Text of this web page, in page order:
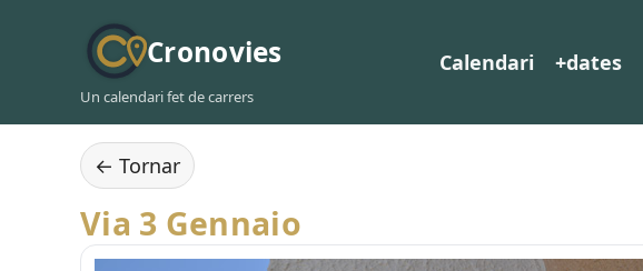
Cronovies
Un calendari fet de carrers
Calendari +dates
← Tornar
Via 3 Gennaio